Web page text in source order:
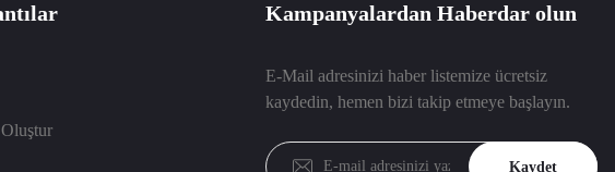
Kampanyalardan Haberdar olun
E-Mail adresinizi haber listemize ücretsiz
kaydedin, hemen bizi takip etmeye başlayın.
Kaydet